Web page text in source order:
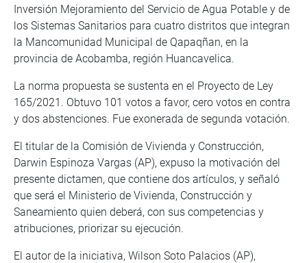
Inversión Mejoramiento del Servicio de Agua Potable y de
los Sistemas Sanitarios para cuatro distritos que integran
la Mancomunidad Municipal de Qapaqñan, en la
provincia de Acobamba, región Huancavelica.
La norma propuesta se sustenta en el Proyecto de Ley
165/2021. Obtuvo 101 votos a favor, cero votos en contra
y dos abstenciones. Fue exonerada de segunda votación.
El titular de la Comisión de Vivienda y Construcción,
Darwin Espinoza Vargas (AP), expuso la motivación del
presente dictamen, que contiene dos artículos, y señaló
que será el Ministerio de Vivienda, Construcción y
Saneamiento quien deberá, con sus competencias y
atribuciones, priorizar su ejecución.
El autor de la iniciativa, Wilson Soto Palacios (AP),